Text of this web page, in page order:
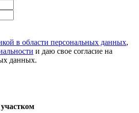
в области персональных данных,
и даю свое согласие на
данных.